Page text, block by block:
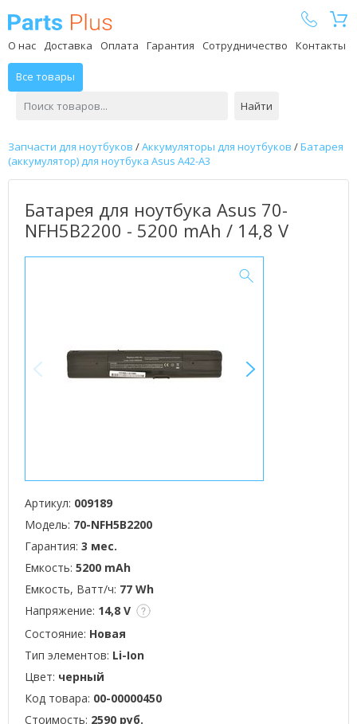
О нас Доставка Оплата Гарантия Сотрудничество Контакты
Все товары
Найти
Запчасти для ноутбуков /Аккумуляторы для ноутбуков /Батарея
(аккумулятор) для ноутбука Asus A42-A3
Батарея для ноутбука Asus 70-
NFH5B2200 - 5200 mAh / 14,8 V
Артикул: 009189
Модель: 70-NFH5B2200
Гарантия: 3 мес.
Емкость: 5200 mAh
Емкость, Ватт/ч: 77 Wh
Напряжение: 14,8 V
Состояние: Новая
Тип элементов: Li-Ion
Цвет: черный
Код товара: 00-00000450
Стоимость: 2590 руб.